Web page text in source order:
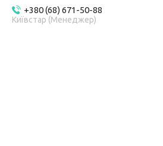
+380 (68) 671-50-88
Київстар (Менеджер)